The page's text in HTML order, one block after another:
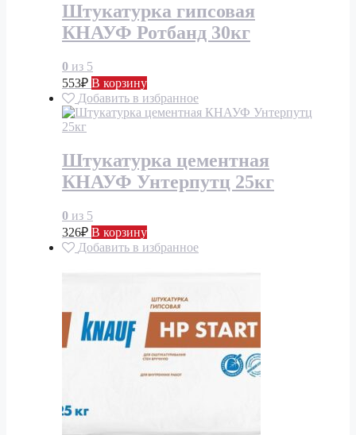
Штукатурка гипсовая
КНАУФ Ротбанд 30кг
0 из 5
553₽ В корзину
Добавить в избранное
Штукатурка цементная
КНАУФ Унтерпутц 25кг
0 из 5
326₽ В корзину
Добавить в избранное